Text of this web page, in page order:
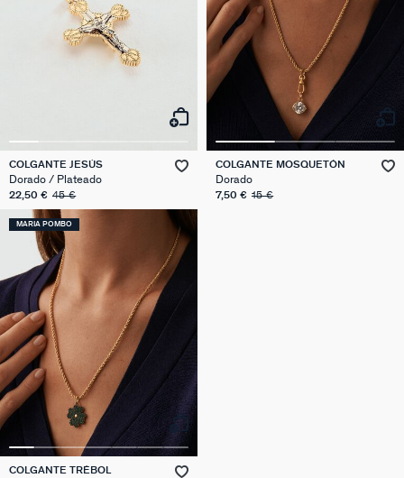
COLGANTE JESÚS
Dorado / Plateado
22,50 € 45 €
COLGANTE MOSQUETÓN
Dorado
7,50 € 15 €
MARIA POMBO
COLGANTE TRÉBOL